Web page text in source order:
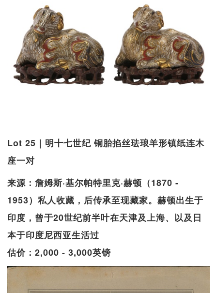
Lot 25｜明十七世纪 铜胎掐丝珐琅羊形镇纸连木
座一对
来源：詹姆斯·基尔帕特里克·赫顿（1870 -
1953）私人收藏，后传承至现藏家。赫顿出生于
印度，曾于20世纪前半叶在天津及上海、以及日
本于印度尼西亚生活过
估价：2,000 - 3,000英镑